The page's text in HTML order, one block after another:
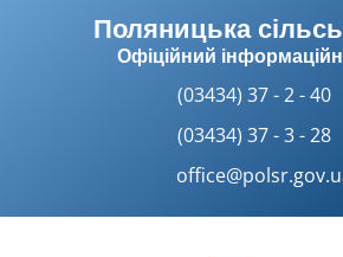
Поляницька
Офіційний
(03434) 37 - 2 - 40
(03434) 37 - 3 - 28